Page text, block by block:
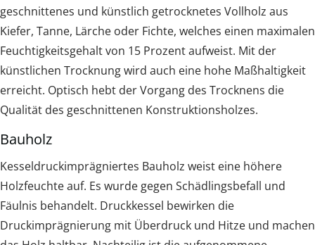
geschnittenes und künstlich getrocknetes Vollholz aus
Kiefer, Tanne, Lärche oder Fichte, welches einen maximalen
Feuchtigkeitsgehalt von 15 Prozent aufweist. Mit der
künstlichen Trocknung wird auch eine hohe Maßhaltigkeit
erreicht. Optisch hebt der Vorgang des Trocknens die
Qualität des geschnittenen Konstruktionsholzes.
Bauholz
Kesseldruckimprägniertes Bauholz weist eine höhere
Holzfeuchte auf. Es wurde gegen Schädlingsbefall und
Fäulnis behandelt. Druckkessel bewirken die
Druckimprägnierung mit Überdruck und Hitze und machen